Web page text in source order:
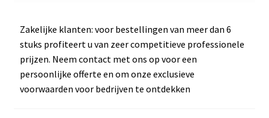
Zakelijke klanten: voor bestellingen van meer dan 6
stuks profiteert u van zeer competitieve professionele
prijzen. Neem contact met ons op voor een
persoonlijke offerte en om onze exclusieve
voorwaarden voor bedrijven te ontdekken